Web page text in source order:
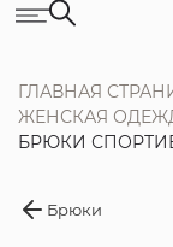
ГЛАВНАЯ
ЖЕНСКАЯ
БРЮКИ
Брюки